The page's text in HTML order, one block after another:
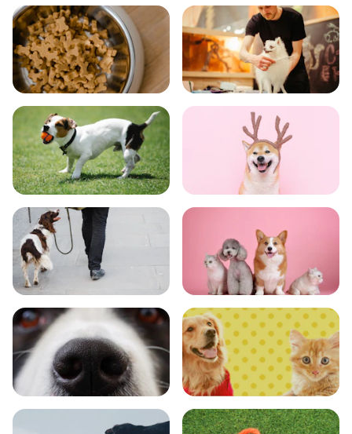
食事 お手入れ
トレーニング グッズ
おでかけ 図鑑
エンタメ クイズ